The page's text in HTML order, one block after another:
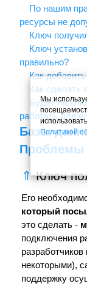
По нашим
ресурсы не
Ключ
Ключ
правильно?
Как
Как сделать
Будет ли
работать для
Базы
Проблемы
⇑ Ключ
Его
который
это сделать -
подключения
некоторыми),
поддержку
Мы
Политикой